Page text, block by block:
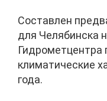
Составлен
для Челябинска
Гидрометцентра
климатические
года.